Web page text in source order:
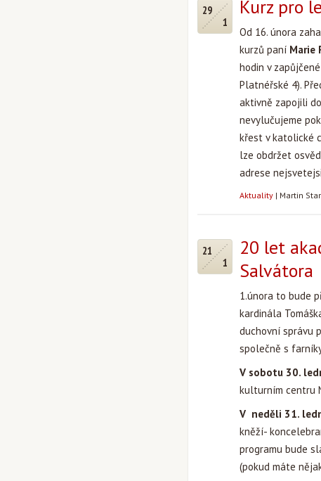
29
1
Kurz pro
Od 16. února
kurzů paní Marie
hodin v
Platnéřské 4).
aktivně zapojili
nevylučujeme
křest v katolické
lze obdržet
adrese
Aktuality | Martin
21
1
20 let
Salvátora
1.února to bude
kardinála
duchovní správu
společně s
V sobotu 30.
kulturním centru
V neděli 31.
kněží-
programu bude
(pokud máte